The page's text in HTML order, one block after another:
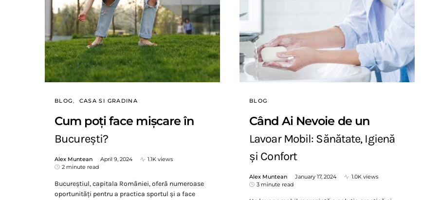
BLOG CASA SI GRADINA
Cum poți face mișcare în
București?
Alex Muntean April 9, 2024
1.1K views
2 minute read
Bucureștiul, capitala României, oferă numeroase
oportunități pentru a practica sportul și a face
BLOG
Când Ai Nevoie de un
Lavoar Mobil: Sănătate, Igienă
și Confort
Alex Muntean January 17, 2024
1.0K views
3 minute read